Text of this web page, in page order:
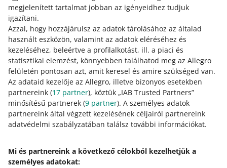
megjelenített tartalmat jobban az igényeidhez tudjuk
igazítani.
Azzal, hogy hozzájárulsz az adatok tárolásához az általad
használt eszközön, valamint az adatok eléréséhez és
kezeléséhez, beleértve a profilalkotást, ill. a piaci és
statisztikai elemzést, könnyebben találhatod meg az Allegro
felületén pontosan azt, amit keresel és amire szükséged van.
Az adataid kezelője az Allegro, illetve bizonyos esetekben
partnereink (17 partner), köztük „IAB Trusted Partners”
minősítésű partnerek (9 partner). A személyes adatok
partnereink által végzett kezelésének céljairól partnereink
adatvédelmi szabályzatában találsz további információkat.
Mi és partnereink a következő célokból kezelhetjük a
személyes adatokat:
Az Allegro Ads segítségével
lehetőséged van széles
vásárlóközönséget elérni és növelni
az eladásaidat. Ez egy könnyen
használható és hatékony eszköz,
amely segít abban, hogy kiemelkedj a
versenytársak közül a piacon. Próbáld
ki még ma, tapasztald meg, hogyan
segíthet az Allegro Ads elérni üzleti
céljaidat.